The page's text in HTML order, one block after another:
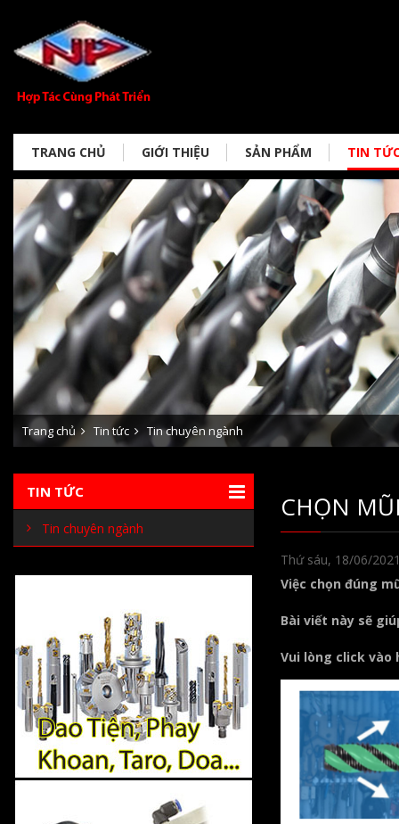
TRANG CHỦ GIỚI THIỆU SẢN PHẨM TIN
Trang chủ Tin tức Tin chuyên ngành
TIN TỨC
Tin chuyên ngành
CHỌN
Thứ sáu, 18/06/
Việc chọn đúng
Bài viết này sẽ
Vui lòng click vào